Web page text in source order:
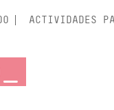
ACTIVIDADES